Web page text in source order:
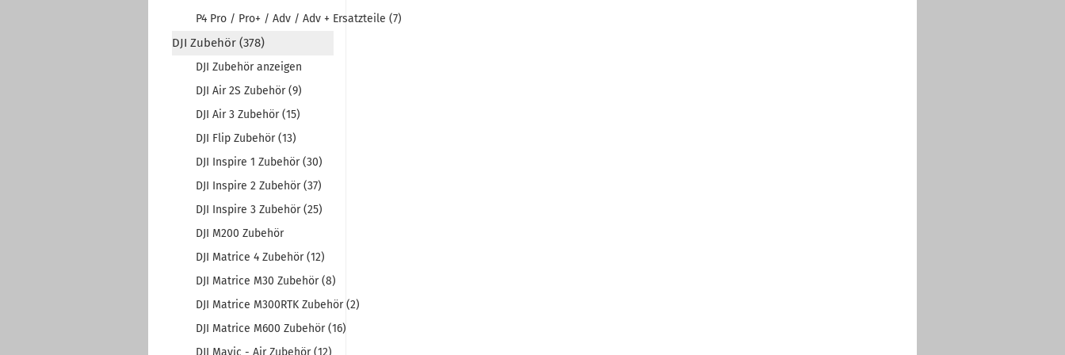
P4 Pro / Pro+ / Adv / Adv + Ersatzteile (7)
DJI Zubehör (378)
DJI Zubehör anzeigen
DJI Air 2S Zubehör (9)
DJI Air 3 Zubehör (15)
DJI Flip Zubehör (13)
DJI Inspire 1 Zubehör (30)
DJI Inspire 2 Zubehör (37)
DJI Inspire 3 Zubehör (25)
DJI M200 Zubehör
DJI Matrice 4 Zubehör (12)
DJI Matrice M30 Zubehör (8)
DJI Matrice M300RTK Zubehör (2)
DJI Matrice M600 Zubehör (16)
DJI Mavic - Air Zubehör (12)